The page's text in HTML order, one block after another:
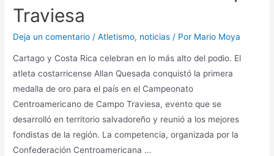
Traviesa
Deja un comentario /Atletismo, noticias / Por Mario Moya
Cartago y Costa Rica celebran en lo más alto del podio. El
atleta costarricense Allan Quesada conquistó la primera
medalla de oro para el país en el Campeonato
Centroamericano de Campo Traviesa, evento que se
desarrolló en territorio salvadoreño y reunió a los mejores
fondistas de la región. La competencia, organizada por la
Confederación Centroamericana …